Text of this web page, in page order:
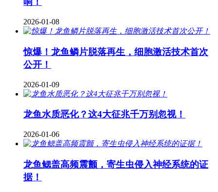
2026-01-08
惊爆！龙鱼鳞片脱落再生，细胞激活技术首次
公开！
2026-01-09
龙鱼水质恶化？这4大征兆千万别忽视！
2026-01-06
龙鱼鳃盖高频震颤，寄生虫侵入神经系统的证
据！